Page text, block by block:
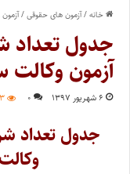
خانه/آزمون های حقوقی/
جدول تعداد
آزمون وکالت سال
۶ شهریور ۱۳۹۷ ۰
جدول تعداد
وکالت